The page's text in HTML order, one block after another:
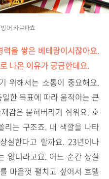
어 카르파쵸
을 쌓은 베테랑이시잖아요.
나온 이유가 궁금한데요.
위해서는 소통이 중요해요.
한 목표에 따라 움직이는 큰
감은 묻혀버리기 쉬워요. 호
리는 구조죠. 내 색깔을 나타
실한다고 할까요. 23년이나
없더라고요. 어느 순간 상실
마음껏 펼치고 싶어서 호텔